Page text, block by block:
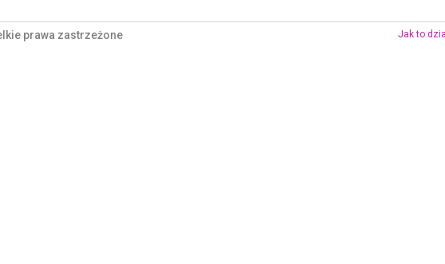
prawa zastrzeżone
Jak to